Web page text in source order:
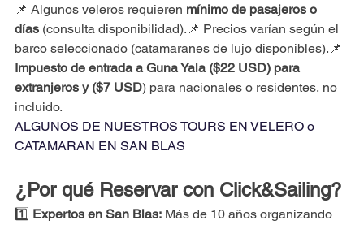
📌 Algunos veleros requieren mínimo de pasajeros o
días (consulta disponibilidad).📌 Precios varían según el
barco seleccionado (catamaranes de lujo disponibles).📌
Impuesto de entrada a Guna Yala ($22 USD) para
extranjeros y ($7 USD) para nacionales o residentes, no
incluido.
ALGUNOS DE NUESTROS TOURS EN VELERO o
CATAMARAN EN SAN BLAS
¿Por qué Reservar con Click&Sailing?
1️⃣ Expertos en San Blas: Más de 10 años organizando